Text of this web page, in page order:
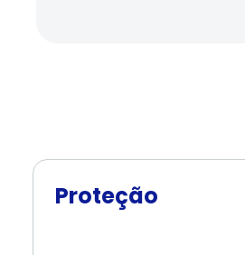
Proteção